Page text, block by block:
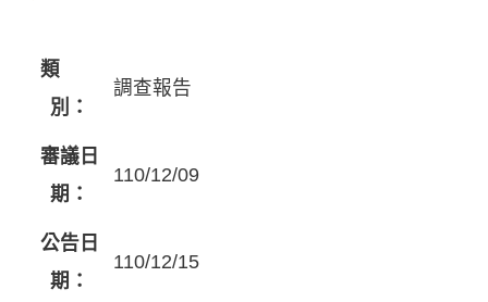
類
別：
調查報告
審議日
期：
110/12/09
公告日
期：
110/12/15